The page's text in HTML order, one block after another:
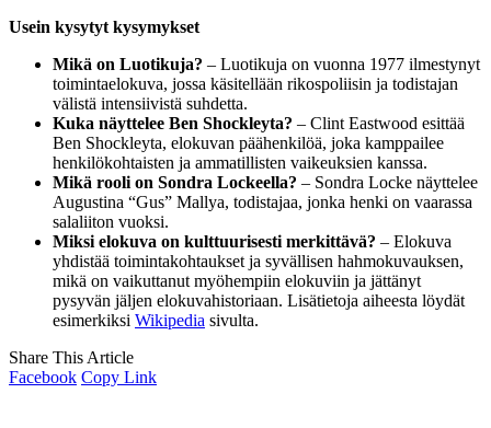
Usein kysytyt kysymykset
Mikä on Luotikuja? – Luotikuja on vuonna 1977 ilmestynyt
toimintaelokuva, jossa käsitellään rikospoliisin ja todistajan
välistä intensiivistä suhdetta.
Kuka näyttelee Ben Shockleyta? – Clint Eastwood esittää
Ben Shockleyta, elokuvan päähenkilöä, joka kamppailee
henkilökohtaisten ja ammatillisten vaikeuksien kanssa.
Mikä rooli on Sondra Lockeella? – Sondra Locke näyttelee
Augustina “Gus” Mallya, todistajaa, jonka henki on vaarassa
salaliiton vuoksi.
Miksi elokuva on kulttuurisesti merkittävä? – Elokuva
yhdistää toimintakohtaukset ja syvällisen hahmokuvauksen,
mikä on vaikuttanut myöhempiin elokuviin ja jättänyt
pysyvän jäljen elokuvahistoriaan. Lisätietoja aiheesta löydät
esimerkiksi Wikipedia sivulta.
Share This Article
Facebook Copy Link